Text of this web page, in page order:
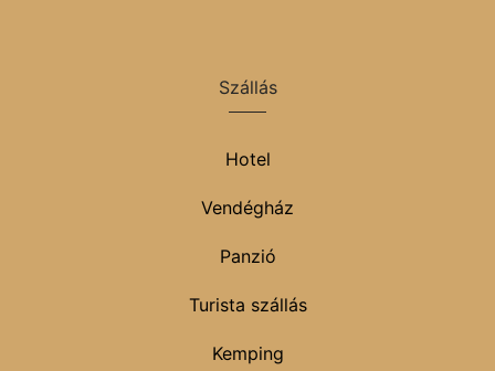
Szállás
Hotel
Vendégház
Panzió
Turista szállás
Kemping